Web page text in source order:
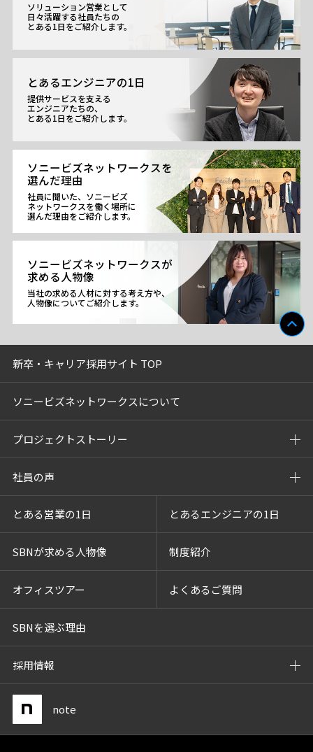
ソリューション営業として
日々活躍する社員たちの
とある1日をご紹介します。
とあるエンジニアの1日
提供サービスを支える
エンジニアたちの、
とある1日をご紹介します。
ソニービズネットワークスを
選んだ理由
社員に聞いた、ソニービズ
ネットワークスを働く場所に
選んだ理由をご紹介します。
ソニービズネットワークスが
求める人物像
当社の求める人材に対する考え方や、
人物像についてご紹介します。
新卒・キャリア採用サイト TOP
ソニービズネットワークスについて
プロジェクトストーリー
社員の声
とある営業の1日 とあるエンジニアの1日
SBNが求める人物像 制度紹介
オフィスツアー よくあるご質問
SBNを選ぶ理由
採用情報
note